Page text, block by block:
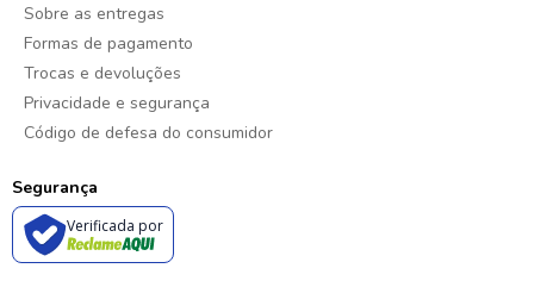
Sobre as entregas
Formas de pagamento
Trocas e devoluções
Privacidade e segurança
Código de defesa do consumidor
Segurança
Verificada por